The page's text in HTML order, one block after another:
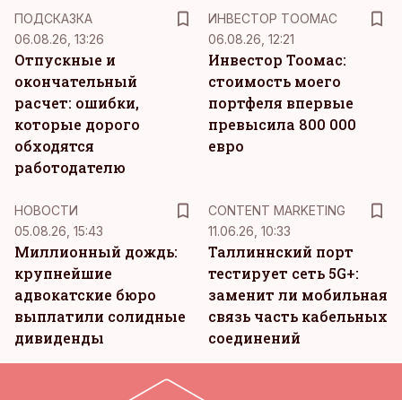
ПОДСКАЗКА
06.08.26, 13:26
Отпускные и
окончательный
расчет: ошибки,
которые дорого
обходятся
работодателю
ИНВЕСТОР ТООМАС
06.08.26, 12:21
Инвестор Тоомас:
стоимость моего
портфеля впервые
превысила 800 000
евро
НОВОСТИ
05.08.26, 15:43
Миллионный дождь:
крупнейшие
адвокатские бюро
выплатили солидные
дивиденды
CONTENT MARKETING
11.06.26, 10:33
Таллиннский порт
тестирует сеть 5G+:
заменит ли мобильная
связь часть кабельных
соединений